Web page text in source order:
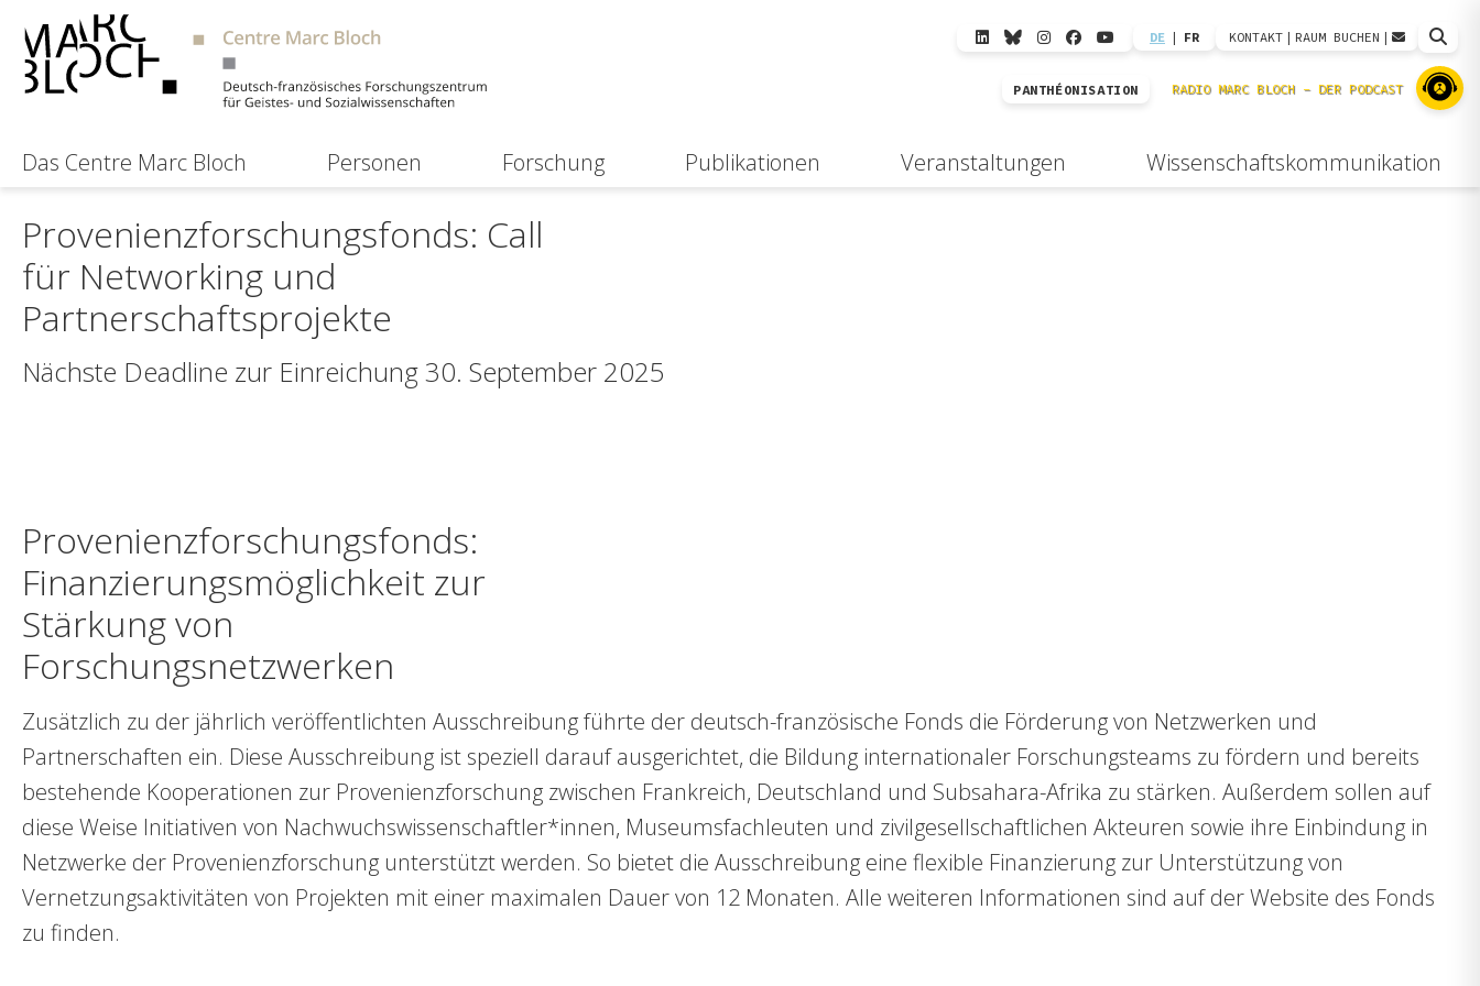
DE | FR KONTAKT | RAUM BUCHEN |
PANTHÉONISATION
Das Centre Marc Bloch Personen Forschung Publikationen Veranstaltungen Wissenschaftskommunikation
Provenienzforschungsfonds: Call
für Networking und
Partnerschaftsprojekte
Nächste Deadline zur Einreichung 30. September 2025
Provenienzforschungsfonds:
Finanzierungsmöglichkeit zur
Stärkung von
Forschungsnetzwerken
Zusätzlich zu der jährlich veröffentlichten Ausschreibung führte der deutsch-französische Fonds die Förderung von Netzwerken und
Partnerschaften ein. Diese Ausschreibung ist speziell darauf ausgerichtet, die Bildung internationaler Forschungsteams zu fördern und bereits
bestehende Kooperationen zur Provenienzforschung zwischen Frankreich, Deutschland und Subsahara-Afrika zu stärken. Außerdem sollen auf
diese Weise Initiativen von Nachwuchswissenschaftler*innen, Museumsfachleuten und zivilgesellschaftlichen Akteuren sowie ihre Einbindung in
Netzwerke der Provenienzforschung unterstützt werden. So bietet die Ausschreibung eine flexible Finanzierung zur Unterstützung von
Vernetzungsaktivitäten von Projekten mit einer maximalen Dauer von 12 Monaten. Alle weiteren Informationen sind auf der Website des Fonds
zu finden.